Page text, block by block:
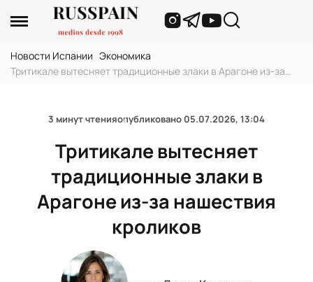
Новости Испании Экономика
Тритикале вытесняет традиционные злаки в Арагоне из-за
3 минут чтенияопубликовано 05.07.2026, 13:04
Тритикале вытесняет
традиционные злаки в
Арагоне из-за нашествия
кроликов